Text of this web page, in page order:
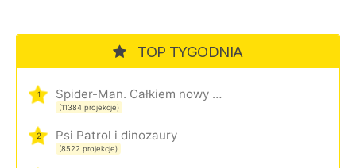
TOP TYGODNIA
1 Spider-Man. Całkiem nowy dzień
(11384 projekcje)
2 Psi Patrol i dinozaury
(8522 projekcje)